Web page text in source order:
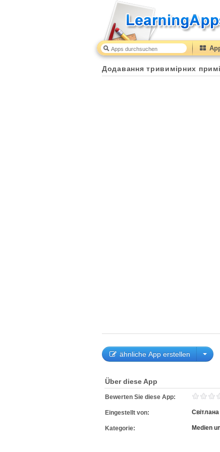
Додавання тривимірних
ähnliche App erstellen
Über diese App
Bewerten Sie diese App:
Eingestellt von:
Kategorie: Medien